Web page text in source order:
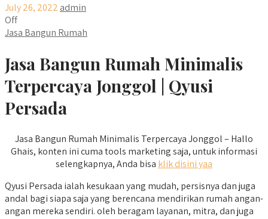
July 26, 2022 admin
Off
Jasa Bangun Rumah
Jasa Bangun Rumah Minimalis
Terpercaya Jonggol | Qyusi
Persada
Jasa Bangun Rumah Minimalis Terpercaya Jonggol – Hallo
Ghais, konten ini cuma tools marketing saja, untuk informasi
selengkapnya, Anda bisa klik disini yaa
Qyusi Persada ialah kesukaan yang mudah, persisnya dan juga
andal bagi siapa saja yang berencana mendirikan rumah angan-
angan mereka sendiri. oleh beragam layanan, mitra, dan juga